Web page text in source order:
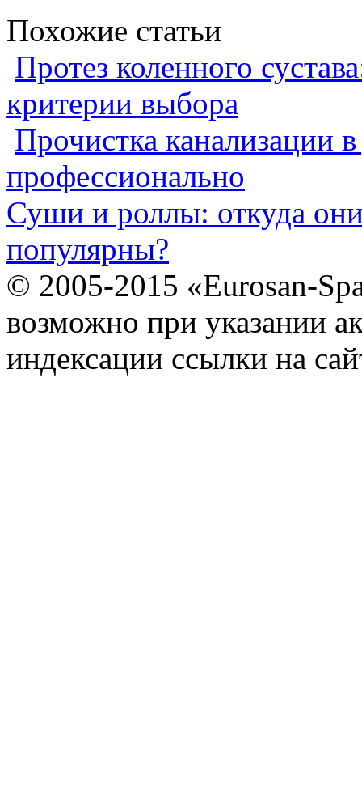
Похожие статьи
Протез коленного
критерии выбора
Прочистка канализации
профессионально
Суши и роллы: откуда
популярны?
© 2005-2015 «Eurosan-
возможно при указании
индексации ссылки на